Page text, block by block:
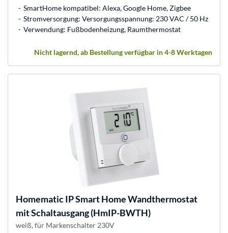
SmartHome kompatibel: Alexa, Google Home, Zigbee
Stromversorgung: Versorgungsspannung: 230 VAC / 50 Hz
Verwendung: Fußbodenheizung, Raumthermostat
Nicht lagernd, ab Bestellung verfügbar in 4-8 Werktagen
Homematic IPSmart Home Wandthermostat
mit Schaltausgang (HmIP-BWTH)
weiß, für Markenschalter 230V